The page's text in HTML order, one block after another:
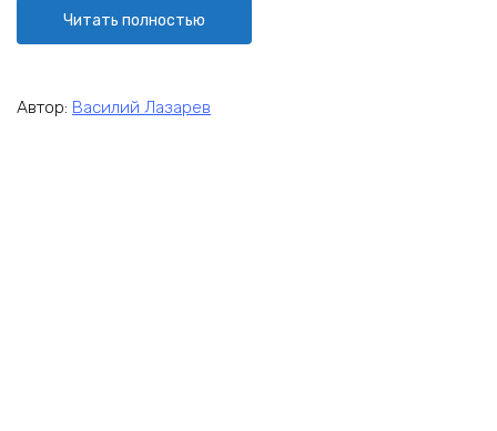
Читать полностью
Автор: Василий Лазарев